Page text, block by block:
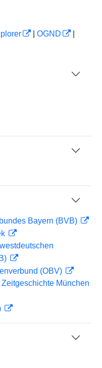
OGND
Bayern (BVB)
(OBV)
München